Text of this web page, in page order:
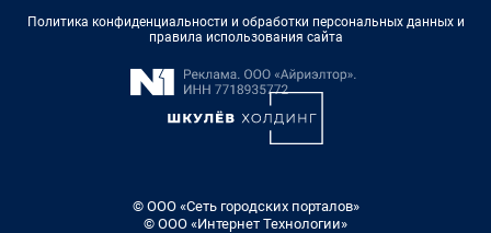
Политика конфиденциальности и обработки персональных данных и
правила использования сайта
© ООО «Сеть городских порталов»
© ООО «Интернет Технологии»